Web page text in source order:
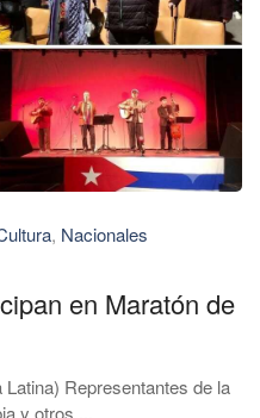
, Nacionales
en Maratón de
Representantes de la
y otros ...